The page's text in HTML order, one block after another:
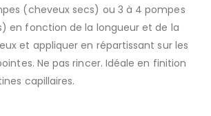
(cheveux secs) ou 3 à 4 pompes
en fonction de la longueur et de la
et appliquer en répartissant sur les
Ne pas rincer. Idéale en finition
capillaires.